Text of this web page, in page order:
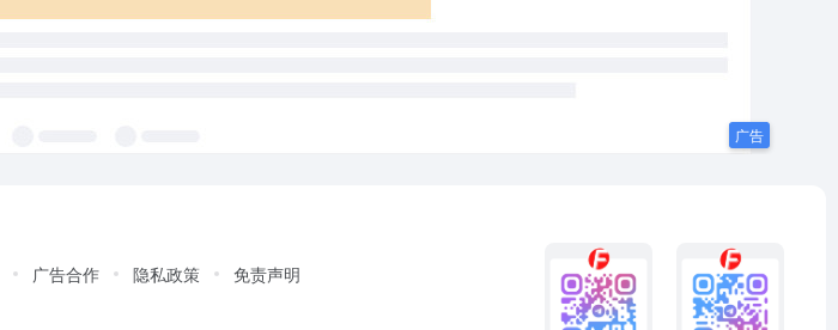
广告合作 隐私政策 免责声明